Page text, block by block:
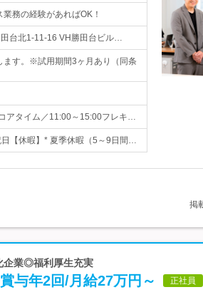
務の経験があればOK！
田台北1-11-16 VH勝田台ビル…
ます。※試用期間3ヶ月あり（同条
アタイム／11:00～15:00フレキ…
【休暇】* 夏季休暇（5～9日間…
掲
企業◎福利厚生充実
与年2回/月給27万円～ 正社員